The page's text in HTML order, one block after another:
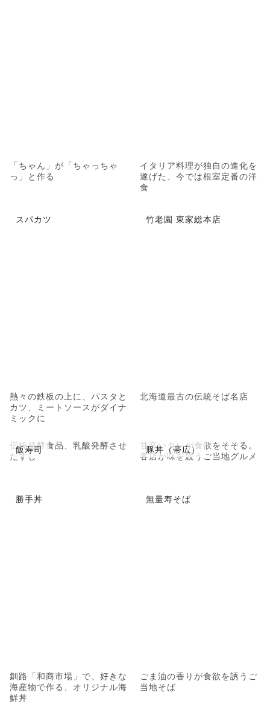
「ちゃん」が「ちゃっちゃ
っ」と作る
イタリア料理が独自の進化を
遂げた、今では根室定番の洋
食
スパカツ
熱々の鉄板の上に、パスタと
カツ、ミートソースがダイナ
ミックに
竹老園 東家総本店
北海道最古の伝統そば名店
飯寿司
伝統発酵食品、乳酸発酵させ
たすし
豚丼（帯広）
甘辛いタレが食欲をそそる。
各店が味を競うご当地グルメ
勝手丼
釧路「和商市場」で、好きな
海産物で作る、オリジナル海
鮮丼
無量寿そば
ごま油の香りが食欲を誘うご
当地そば